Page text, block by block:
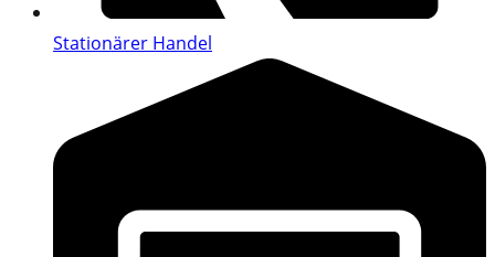
Stationärer Handel